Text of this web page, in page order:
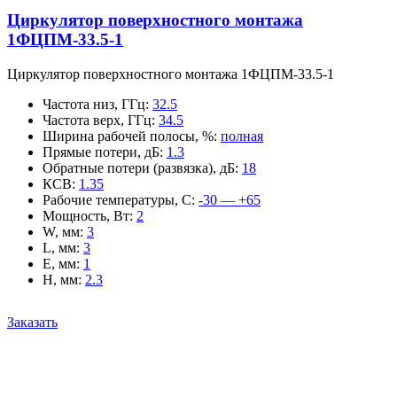
Циркулятор поверхностного монтажа
1ФЦПМ-33.5-1
Циркулятор поверхностного монтажа 1ФЦПМ-33.5-1
Частота низ, ГГц: 32.5
Частота верх, ГГц: 34.5
Ширина рабочей полосы, %: полная
Прямые потери, дБ: 1.3
Обратные потери (развязка), дБ: 18
КСВ: 1.35
Рабочие температуры, С: -30 — +65
Мощность, Вт: 2
W, мм: 3
L, мм: 3
E, мм: 1
H, мм: 2.3
Заказать